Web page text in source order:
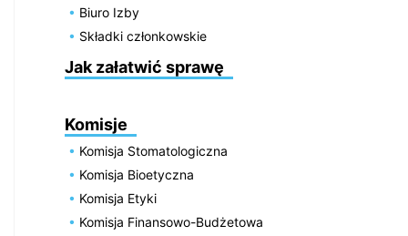
Biuro Izby
Składki członkowskie
Jak załatwić sprawę
Komisje
Komisja Stomatologiczna
Komisja Bioetyczna
Komisja Etyki
Komisja Finansowo-Budżetowa